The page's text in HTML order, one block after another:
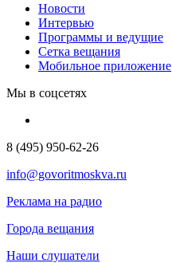
Новости
Интервью
Программы и ведущие
Сетка вещания
Мобильное приложение
Мы в соцсетях
8 (495) 950-62-26
info@govoritmoskva.ru
Реклама на радио
Города вещания
Наши слушатели